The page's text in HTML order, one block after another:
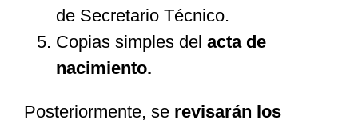
de Secretario Técnico.
Copias simples del acta de
nacimiento.
Posteriormente, se revisarán los